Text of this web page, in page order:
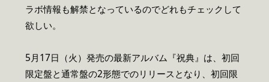
ラボ情報も解禁となっているのでどれもチェックして
欲しい。
5月17日（火）発売の最新アルバム『祝典』は、初回
限定盤と通常盤の2形態でのリリースとなり、初回限